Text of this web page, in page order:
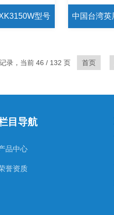
型号
，当前 46 / 132 页 首页
目导航
品中心
誉资质